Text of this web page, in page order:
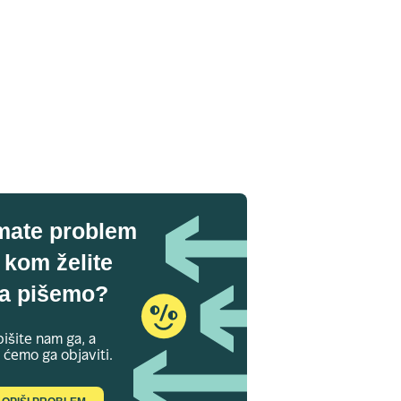
problem
kom želite
pišemo?
nam ga, a
ćemo ga objaviti.